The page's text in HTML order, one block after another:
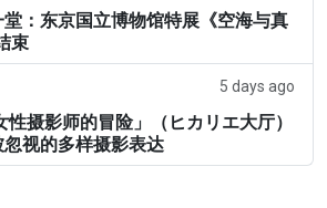
：东京国立博物馆特展《空海与真
束
5 days ago
性摄影师的冒险」（ヒカリエ大厅）
视的多样摄影表达